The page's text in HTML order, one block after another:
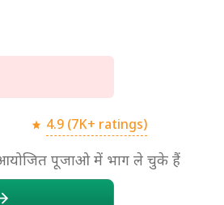
4.9 (7K+ ratings)
आयोजित पूजाओ में भाग ले चुके हैं